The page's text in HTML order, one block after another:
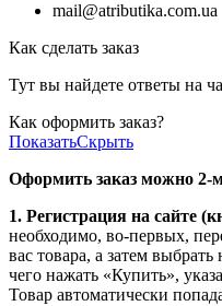
mail@atributika.com.ua
Как сделать заказ
Тут вы найдете ответы на
Как оформить заказ?
ПоказатьСкрыть
Оформить заказ можно 2-
1. Регистрация на сайте
необходимо, во-первых,
вас товара, а затем
чего нажать «Купить»,
Товар автоматически